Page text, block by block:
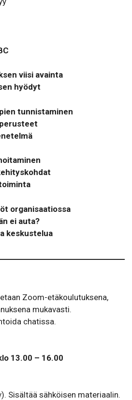
viisi avainta
hyödyt
tunnistaminen
organisaatiossa
ei auta?
keskustelua
Zoom-etäkoulutuksena,
mukavasti.
chatissa.
13.00 – 16.00
Sisältää sähköisen materiaalin.